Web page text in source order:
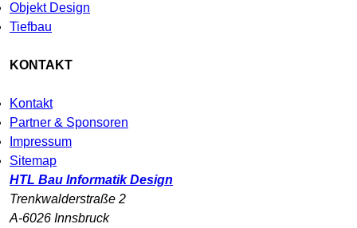
Objekt Design
Tiefbau
KONTAKT
Kontakt
Partner & Sponsoren
Impressum
Sitemap
HTL Bau Informatik Design
Trenkwalderstraße 2
A-6026 Innsbruck